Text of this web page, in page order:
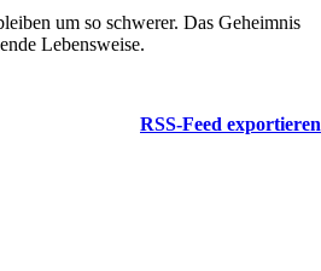
um so schwerer. Das Geheimnis
Lebensweise.
RSS-Feed exportieren